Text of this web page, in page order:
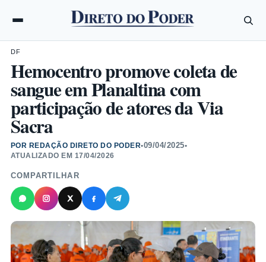
DF
Hemocentro promove coleta de
sangue em Planaltina com
participação de atores da Via
Sacra
POR REDAÇÃO DIRETO DO PODER•09/04/2025•
ATUALIZADO EM 17/04/2026
COMPARTILHAR